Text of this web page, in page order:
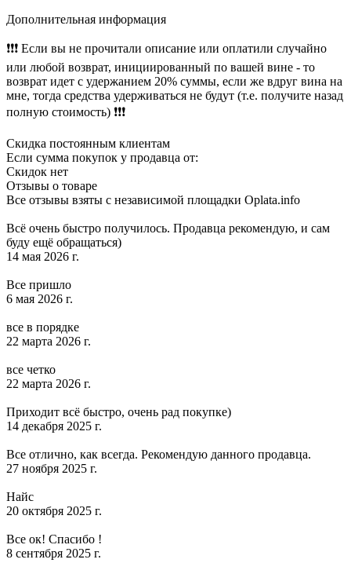
Дополнительная информация
❗❗❗ Если вы не прочитали описание или оплатили случайно
или любой возврат, инициированный по вашей вине - то
возврат идет с удержанием 20% суммы, если же вдруг вина на
мне, тогда средства удерживаться не будут (т.е. получите назад
полную стоимость) ❗❗❗
Скидка постоянным клиентам
Если сумма покупок у продавца от:
Скидок нет
Отзывы о товаре
Все отзывы взяты с независимой площадки Oplata.info
Всё очень быстро получилось. Продавца рекомендую, и сам
буду ещё обращаться)
14 мая 2026 г.
Все пришло
6 мая 2026 г.
все в порядке
22 марта 2026 г.
все четко
22 марта 2026 г.
Приходит всё быстро, очень рад покупке)
14 декабря 2025 г.
Все отлично, как всегда. Рекомендую данного продавца.
27 ноября 2025 г.
Найс
20 октября 2025 г.
Все ок! Спасибо !
8 сентября 2025 г.